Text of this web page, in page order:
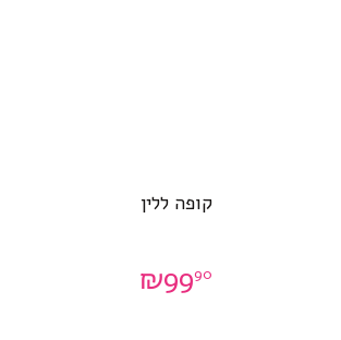
קופה ללין
₪9990